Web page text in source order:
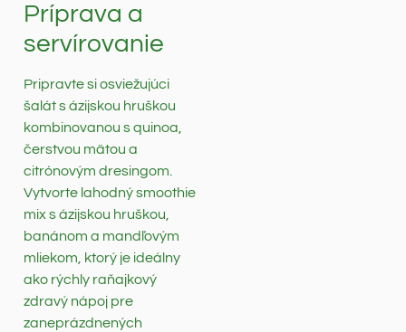
Príprava a
servírovanie
Pripravte si osviežujúci
šalát s ázijskou hruškou
kombinovanou s quinoa,
čerstvou mätou a
citrónovým dresingom.
Vytvorte lahodný smoothie
mix s ázijskou hruškou,
banánom a mandľovým
mliekom, ktorý je ideálny
ako rýchly raňajkový
zdravý nápoj pre
zaneprázdnených